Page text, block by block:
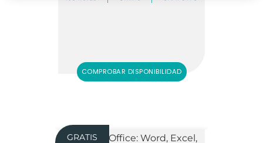
COMPROBAR DISPONIBILIDAD
GRATIS